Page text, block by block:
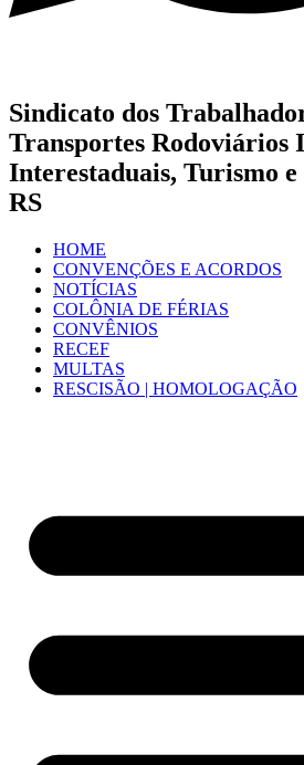
Sindicato dos
Transportes Rodoviários
Interestaduais, Turismo
RS
HOME
CONVENÇÕES E ACORDOS
NOTÍCIAS
COLÔNIA DE FÉRIAS
CONVÊNIOS
RECEF
MULTAS
RESCISÃO | HOMOLOGAÇÃO